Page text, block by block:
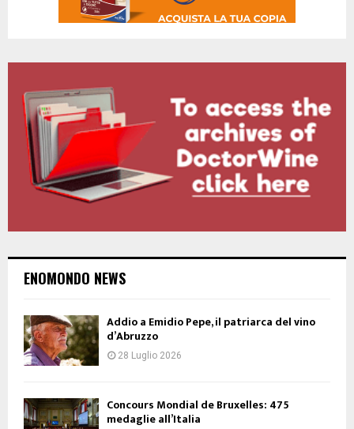
ENOMONDO NEWS
Addio a Emidio Pepe, il patriarca del vino
d’Abruzzo
28 Luglio 2026
Concours Mondial de Bruxelles: 475
medaglie all’Italia